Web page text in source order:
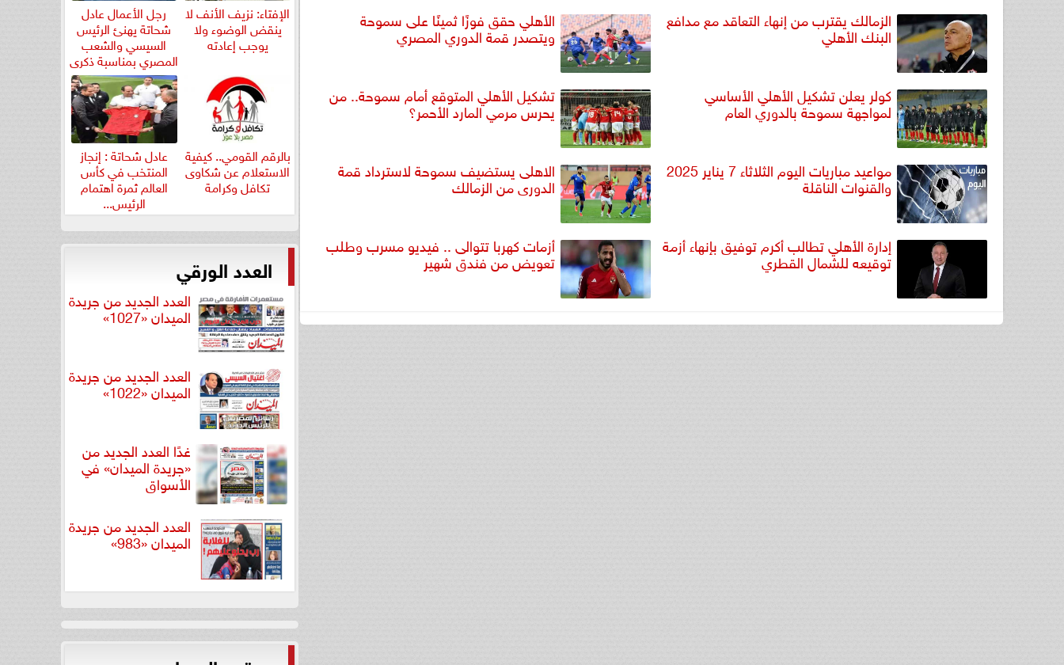
الزمالك يقترب من إنهاء التعاقد مع مدافع
البنك الأهلي
الأهلي حقق فوزًا ثمينًا على سموحة
ويتصدر قمة الدوري المصري
كولر يعلن تشكيل الأهلي الأساسي
لمواجهة سموحة بالدوري العام
تشكيل الأهلي المتوقع أمام سموحة.. من
يحرس مرمي المارد الأحمر؟
مواعيد مباريات اليوم الثلاثاء 7 يناير 2025
والقنوات الناقلة
الاهلى يستضيف سموحة لاسترداد قمة
الدورى من الزمالك
إدارة الأهلي تطالب أكرم توفيق بإنهاء أزمة
توقيعه للشمال القطري
أزمات كهربا تتوالى .. فيديو مسرب وطلب
تعويض من فندق شهير
الإفتاء: نزيف الأنف لا
ينقض الوضوء ولا
يوجب إعادته
رجل الأعمال عادل
شحاتة يهنئ الرئيس
السيسي والشعب
المصري بمناسبة ذكرى
ثورة...
بالرقم القومي.. كيفية
الاستعلام عن شكاوى
تكافل وكرامة
عادل شحاتة : إنجاز
المنتخب في كأس
العالم ثمرة اهتمام
الرئيس...
العدد الورقي
العدد الجديد من جريدة
الميدان «1027»
العدد الجديد من جريدة
الميدان «1022»
غدًا العدد الجديد من
«جريدة الميدان» في
الأسواق
العدد الجديد من جريدة
الميدان «983»